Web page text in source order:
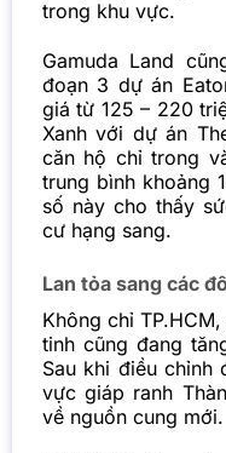
trong khu vực.
Gamuda Land
đoạn 3 dự án
giá từ 125 – 220
Xanh với dự án
căn hộ chỉ trong
trung bình khoảng
số này cho thấy
cưhạng sang.
Lan tỏa sang các
Không chỉ
tinh cũng đang
Sau khi điều chỉnh
vực giáp ranh
về nguồn cung mới.